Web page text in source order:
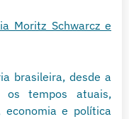
Moritz Schwarcz e
brasileira, desde a
os tempos atuais,
economia e política